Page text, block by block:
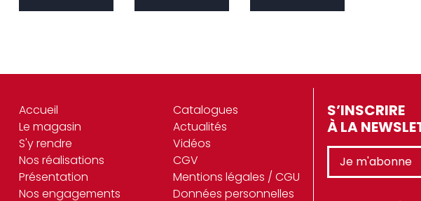
Accueil
Le magasin
S'y rendre
Nos réalisations
Présentation
Nos engagements
Catalogues
Actualités
Vidéos
CGV
Mentions légales / CGU
Données personnelles
S’INSCRIRE
À LA
Je m'abonne